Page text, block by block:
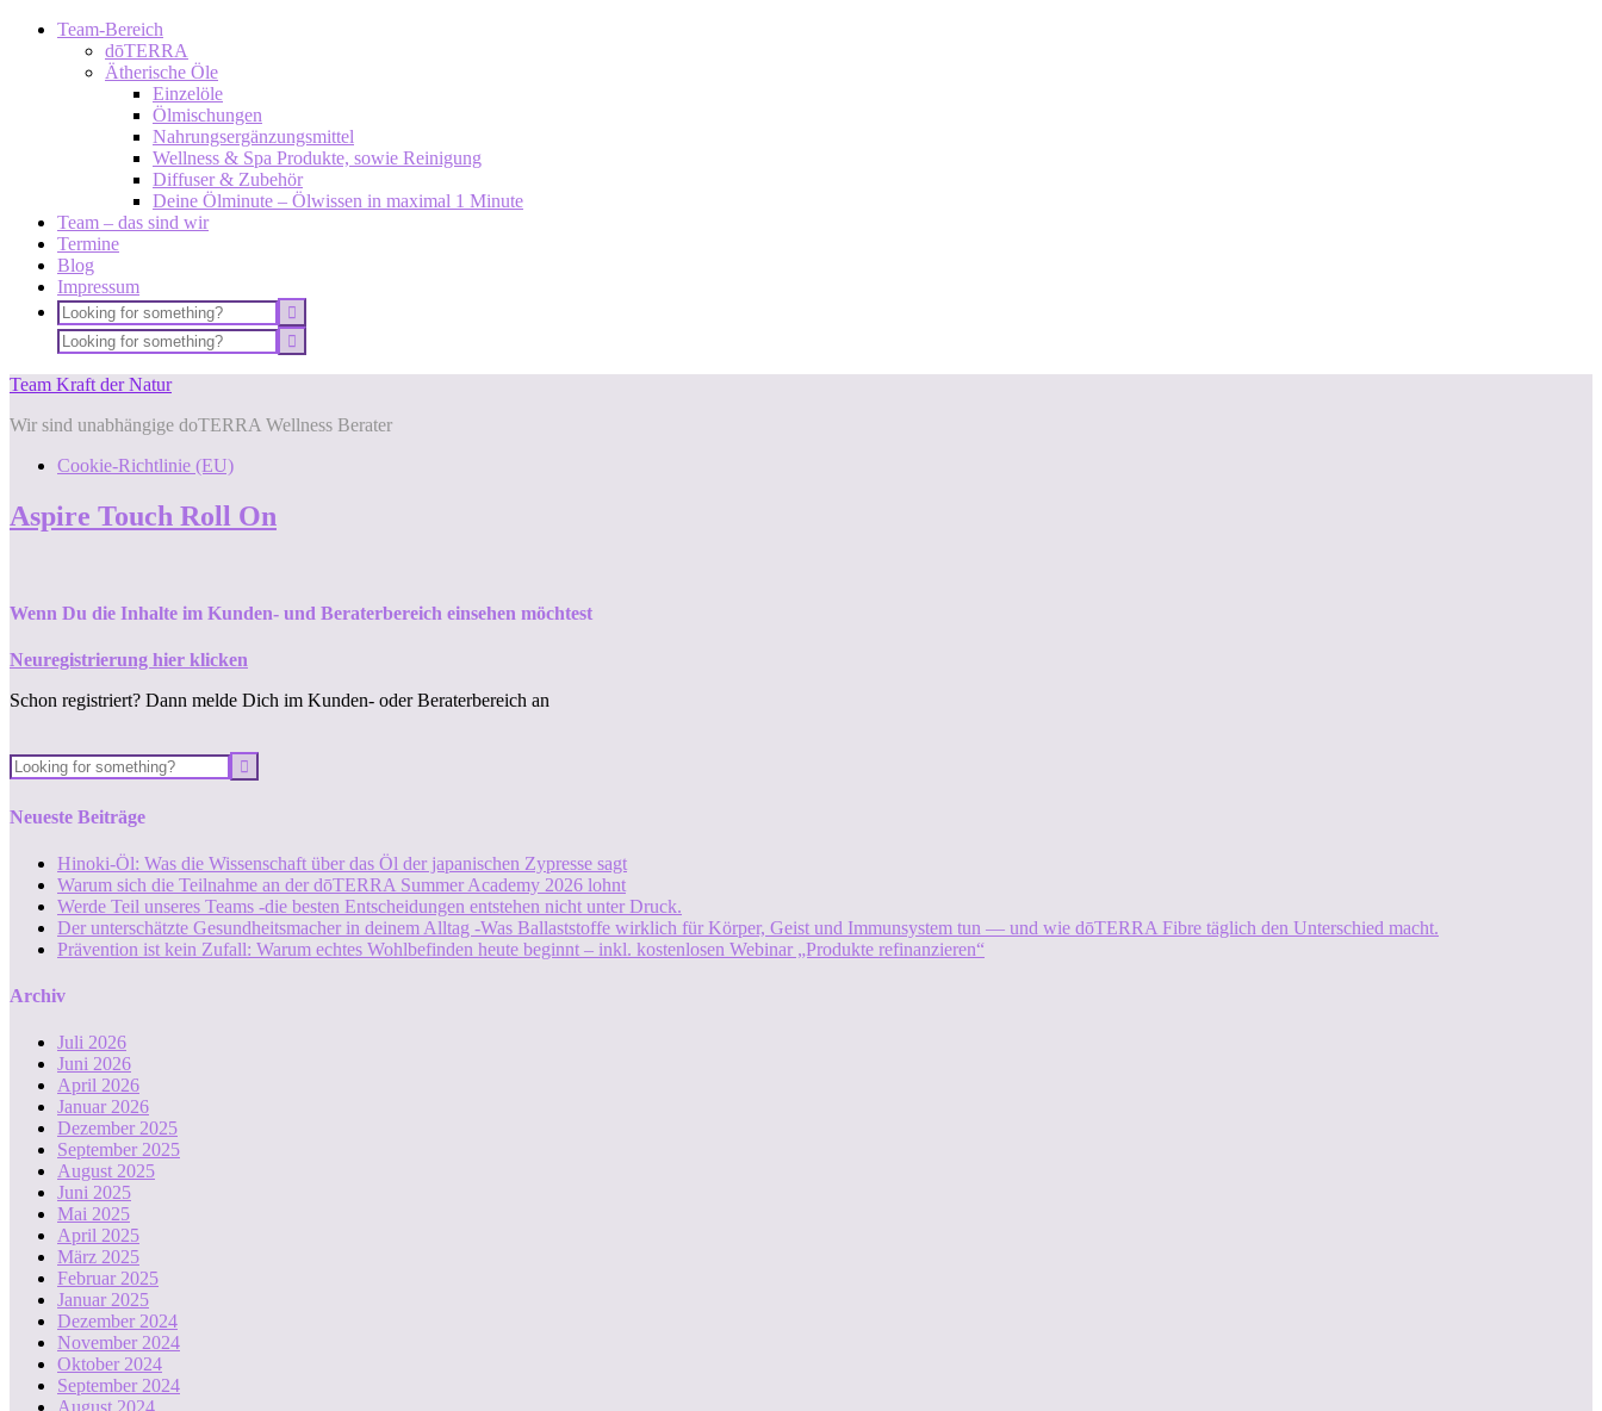
Team-Bereich
dōTERRA
Ätherische Öle
Einzelöle
Ölmischungen
Nahrungsergänzungsmittel
Wellness & Spa Produkte, sowie Reinigung
Diffuser & Zubehör
Deine Ölminute – Ölwissen in maximal 1 Minute
Team – das sind wir
Termine
Blog
Impressum
Team Kraft der Natur
Wir sind unabhängige doTERRA Wellness Berater
Cookie-Richtlinie (EU)
Aspire Touch Roll On
Wenn Du die Inhalte im Kunden- und Beraterbereich einsehen möchtest
Neuregistrierung hier klicken
Schon registriert? Dann melde Dich im Kunden- oder Beraterbereich an
Neueste Beiträge
Hinoki-Öl: Was die Wissenschaft über das Öl der japanischen Zypresse sagt
Warum sich die Teilnahme an der dōTERRA Summer Academy 2026 lohnt
Werde Teil unseres Teams -die besten Entscheidungen entstehen nicht unter Druck.
Der unterschätzte Gesundheitsmacher in deinem Alltag -Was Ballaststoffe wirklich für Körper, Geist und Immunsystem tun — und wie dōTERRA Fibre täglich den Unterschied macht.
Prävention ist kein Zufall: Warum echtes Wohlbefinden heute beginnt – inkl. kostenlosen Webinar „Produkte refinanzieren“
Archiv
Juli 2026
Juni 2026
April 2026
Januar 2026
Dezember 2025
September 2025
August 2025
Juni 2025
Mai 2025
April 2025
März 2025
Februar 2025
Januar 2025
Dezember 2024
November 2024
Oktober 2024
September 2024